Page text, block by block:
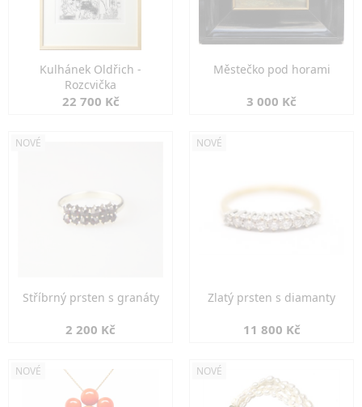
Kulhánek Oldřich -
Rozcvička
22 700 Kč
Městečko pod horami
3 000 Kč
NOVÉ
Stříbrný prsten s granáty
2 200 Kč
NOVÉ
Zlatý prsten s diamanty
11 800 Kč
NOVÉ NOVÉ